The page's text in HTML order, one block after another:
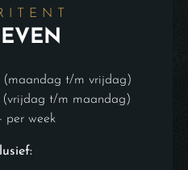
(maandag t/m vrijdag)
(vrijdag t/m maandag)
per week